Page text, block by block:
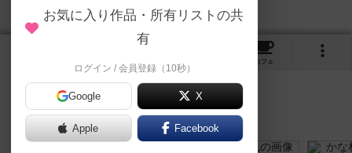
カフェ
お気に入り作品・所有リストの共
有
ログイン / 会員登録（10秒）
Google X
Apple Facebook